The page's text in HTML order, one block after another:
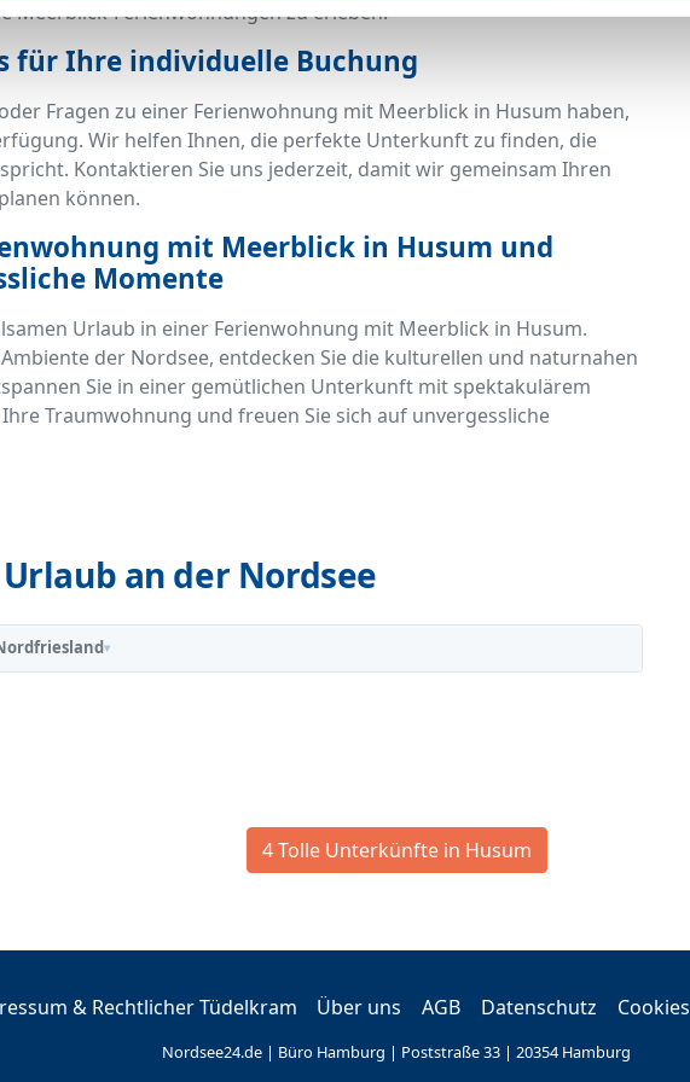
Meerblick-Ferienwohnungen zu erleben.
für Ihre individuelle Buchung
Fragen zu einer Ferienwohnung mit Meerblick in Husum haben,
Wir helfen Ihnen, die perfekte Unterkunft zu finden, die
Kontaktieren Sie uns jederzeit, damit wir gemeinsam Ihren
können.
mit Meerblick in Husum und
Momente
Urlaub in einer Ferienwohnung mit Meerblick in Husum.
der Nordsee, entdecken Sie die kulturellen und naturnahen
Sie in einer gemütlichen Unterkunft mit spektakulärem
Traumwohnung und freuen Sie sich auf unvergessliche
4 Tolle Unterkünfte in Husum
an der Nordsee
▾
& Rechtlicher Tüdelkram Über uns AGB Datenschutz Cookies
Nordsee24.de | Büro Hamburg | Poststraße 33 | 20354 Hamburg